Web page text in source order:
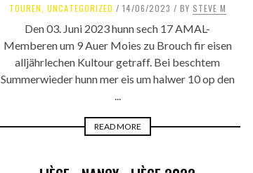
TOUREN UNCATEGORIZED 14/06/2023 BY STEVE M
Den 03. Juni 2023 hunn sech 17 AMAL-
Memberen um 9 Auer Moies zu Brouch fir eisen
alljährlechen Kultour getraff. Bei beschtem
Summerwieder hunn mer eis um halwer 10 op den
...
READ MORE